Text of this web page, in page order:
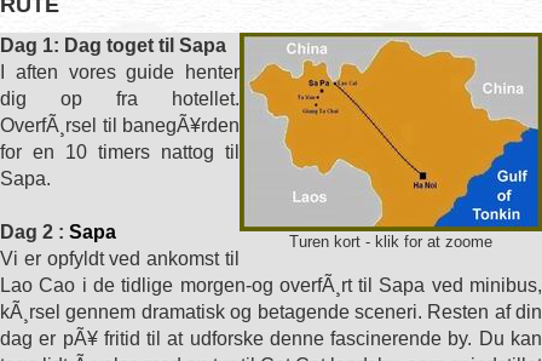
RUTE
Turen kort - klik for at zoome
Dag 1: Dag toget til Sapa
I aften vores guide henter
dig op fra hotellet.
OverfÃ¸rsel til banegÃ¥rden
for en 10 timers nattog til
Sapa.
Dag 2 : Sapa
Vi er opfyldt ved ankomst til
Lao Cao i de tidlige morgen-og overfÃ¸rt til Sapa ved minibus,
kÃ¸rsel gennem dramatisk og betagende sceneri. Resten af din
dag er pÃ¥ fritid til at udforske denne fascinerende by. Du kan